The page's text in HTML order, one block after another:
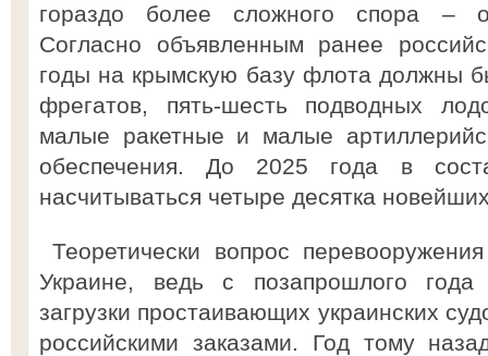
гораздо более сложного спора –
Согласно объявленным ранее
годы на крымскую базу флота должны
фрегатов, пять-шесть подводных
малые ракетные и малые
обеспечения. До 2025 года в
насчитываться четыре десятка
Теоретически вопрос
Украине, ведь с позапрошлого года
загрузки простаивающих украинских
российскими заказами. Год тому